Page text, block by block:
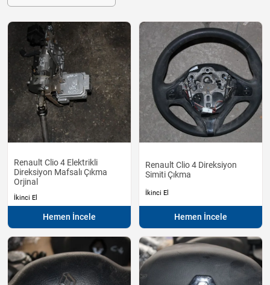
Renault Clio 4 Elektrikli
Direksiyon Mafsalı Çıkma
Orjinal
İkinci El
Hemen İncele
Renault Clio 4 Direksiyon
Simiti Çıkma
İkinci El
Hemen İncele